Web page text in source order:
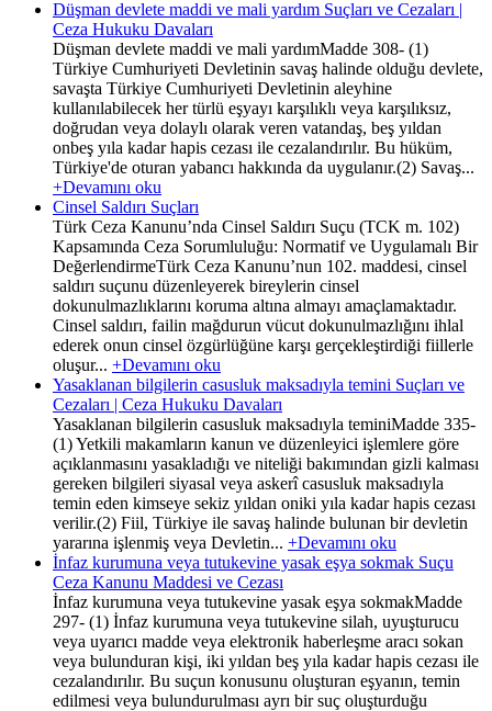
Düşman devlete maddi ve mali yardım Suçları ve Cezaları |
Ceza Hukuku Davaları
Düşman devlete maddi ve mali yardımMadde 308- (1)
Türkiye Cumhuriyeti Devletinin savaş halinde olduğu devlete,
savaşta Türkiye Cumhuriyeti Devletinin aleyhine
kullanılabilecek her türlü eşyayı karşılıklı veya karşılıksız,
doğrudan veya dolaylı olarak veren vatandaş, beş yıldan
onbeş yıla kadar hapis cezası ile cezalandırılır. Bu hüküm,
Türkiye'de oturan yabancı hakkında da uygulanır.(2) Savaş...
+Devamını oku
Cinsel Saldırı Suçları
Türk Ceza Kanunu’nda Cinsel Saldırı Suçu (TCK m. 102)
Kapsamında Ceza Sorumluluğu: Normatif ve Uygulamalı Bir
DeğerlendirmeTürk Ceza Kanunu’nun 102. maddesi, cinsel
saldırı suçunu düzenleyerek bireylerin cinsel
dokunulmazlıklarını koruma altına almayı amaçlamaktadır.
Cinsel saldırı, failin mağdurun vücut dokunulmazlığını ihlal
ederek onun cinsel özgürlüğüne karşı gerçekleştirdiği fiillerle
oluşur... +Devamını oku
Yasaklanan bilgilerin casusluk maksadıyla temini Suçları ve
Cezaları | Ceza Hukuku Davaları
Yasaklanan bilgilerin casusluk maksadıyla teminiMadde 335-
(1) Yetkili makamların kanun ve düzenleyici işlemlere göre
açıklanmasını yasakladığı ve niteliği bakımından gizli kalması
gereken bilgileri siyasal veya askerî casusluk maksadıyla
temin eden kimseye sekiz yıldan oniki yıla kadar hapis cezası
verilir.(2) Fiil, Türkiye ile savaş halinde bulunan bir devletin
yararına işlenmiş veya Devletin... +Devamını oku
İnfaz kurumuna veya tutukevine yasak eşya sokmak Suçu
Ceza Kanunu Maddesi ve Cezası
İnfaz kurumuna veya tutukevine yasak eşya sokmakMadde
297- (1) İnfaz kurumuna veya tutukevine silah, uyuşturucu
veya uyarıcı madde veya elektronik haberleşme aracı sokan
veya bulunduran kişi, iki yıldan beş yıla kadar hapis cezası ile
cezalandırılır. Bu suçun konusunu oluşturan eşyanın, temin
edilmesi veya bulundurulması ayrı bir suç oluşturduğu